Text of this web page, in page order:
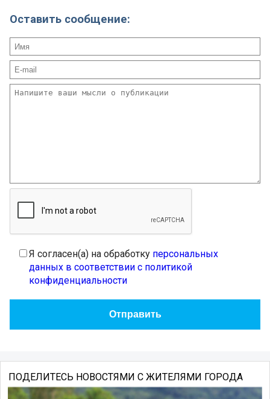
Оставить сообщение:
Я согласен(а) на обработку персональных
данных в соответствии с политикой
конфиденциальности
ПОДЕЛИТЕСЬ НОВОСТЯМИ С ЖИТЕЛЯМИ ГОРОДА